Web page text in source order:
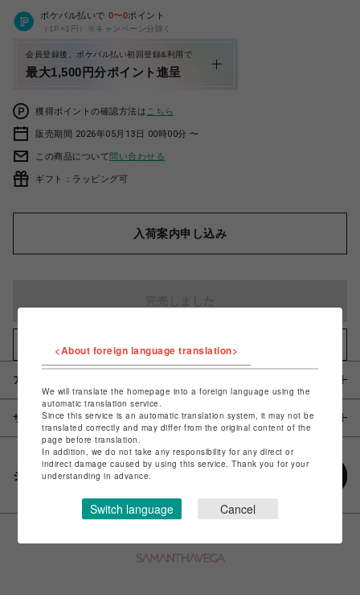
ポケパル払いで 0〜0ポイント
（1P=1円）※キャンペーン分除く
会員登録後、ポケパル払い初回登録&利用で
最大1,500円分ポイント進呈
獲得ポイントの確認方法は こちら
販売期間 2026年05月13日 00時00分 〜
この商品について問い合わせる
ギフト：ラッピング可
入荷案内申し込み
アイテム説明 / 素材
サイズ
シェアする
<About foreign language translation>
We will translate the homepage into a foreign language using the
automatic translation service.
Since this service is an automatic translation system, it may not be
translated correctly and may differ from the original content of the
page before translation.
In addition, we do not take any responsibility for any direct or
indirect damage caused by using this service. Thank you for your
understanding in advance.
Switch language Cancel